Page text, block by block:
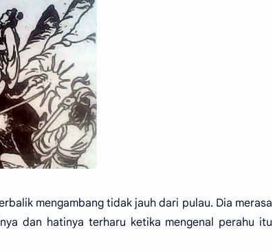
mengambang tidak jauh dari pulau. Dia merasa
dan hatinya terharu ketika mengenal perahu itu